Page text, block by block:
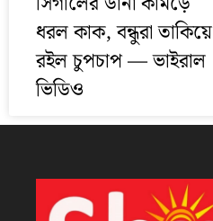
ধরল কাক, বন্ধুরা তাকিয়ে
রইল চুপচাপ — ভাইরাল
ভিডিও